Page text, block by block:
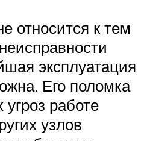
относится к тем
эксплуатация
Его поломка
угроз работе
узлов